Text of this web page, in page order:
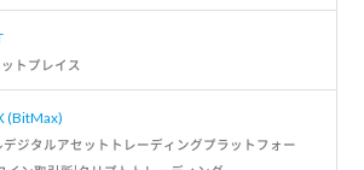
トプレイス
(BitMax)
デジタルアセットトレーディングプラットフォー